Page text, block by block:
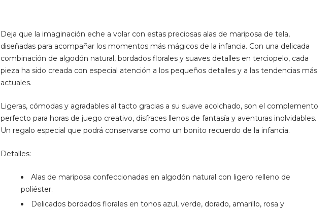
Deja que la imaginación eche a volar con estas preciosas alas de mariposa de tela,
diseñadas para acompañar los momentos más mágicos de la infancia. Con una delicada
combinación de algodón natural, bordados florales y suaves detalles en terciopelo, cada
pieza ha sido creada con especial atención a los pequeños detalles y a las tendencias más
actuales.
Ligeras, cómodas y agradables al tacto gracias a su suave acolchado, son el complemento
perfecto para horas de juego creativo, disfraces llenos de fantasía y aventuras inolvidables.
Un regalo especial que podrá conservarse como un bonito recuerdo de la infancia.
Detalles:
Alas de mariposa confeccionadas en algodón natural con ligero relleno de
poliéster.
Delicados bordados florales en tonos azul, verde, dorado, amarillo, rosa y